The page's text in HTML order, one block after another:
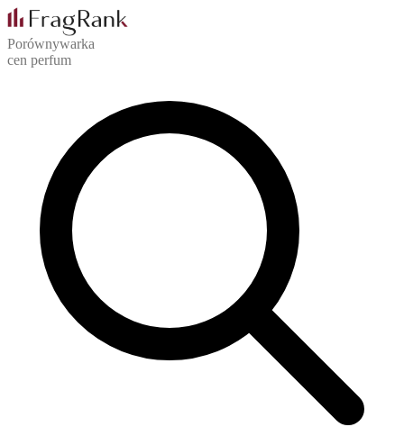
Porównywarka
cen perfum